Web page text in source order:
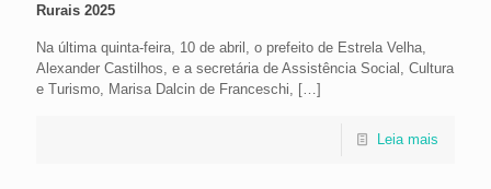
Rurais 2025
Na última quinta-feira, 10 de abril, o prefeito de Estrela Velha,
Alexander Castilhos, e a secretária de Assistência Social, Cultura
e Turismo, Marisa Dalcin de Franceschi,
[…]
Leia mais